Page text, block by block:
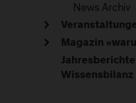
News Archiv
Magazin
Wissensbilanz